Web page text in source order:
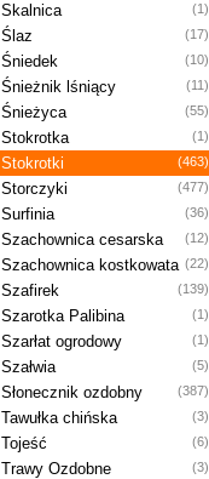
Skalnica (1)
Ślaz (17)
Śniedek (10)
Śnieżnik lśniący (11)
Śnieżyca (55)
Stokrotka (1)
Stokrotki (463)
Storczyki (477)
Surfinia (36)
Szachownica cesarska (12)
Szachownica kostkowata (22)
Szafirek (139)
Szarotka Palibina (1)
Szarłat ogrodowy (1)
Szałwia (5)
Słonecznik ozdobny (387)
Tawułka chińska (3)
Tojeść (6)
Trawy Ozdobne (3)